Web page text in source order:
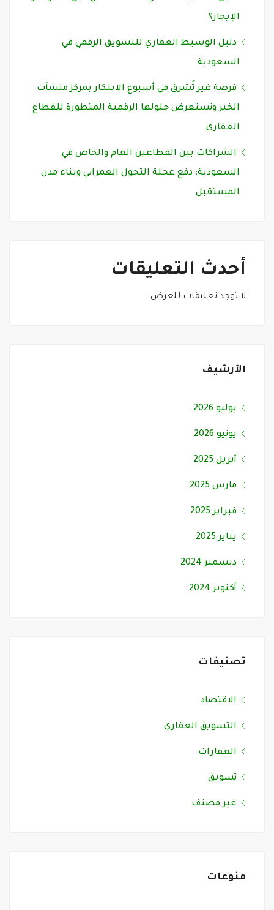
الإيجار؟
دليل الوسيط العقاري للتسويق الرقمي في
السعودية
فرصة غير تُشرق في أسبوع الابتكار بمركز منشآت
الخبر وتستعرض حلولها الرقمية المتطورة للقطاع
العقاري
الشراكات بين القطاعين العام والخاص في
السعودية: دفع عجلة التحول العمراني وبناء مدن
المستقبل
أحدث التعليقات
لا توجد تعليقات للعرض.
الأرشيف
يوليو 2026
يونيو 2026
أبريل 2025
مارس 2025
فبراير 2025
يناير 2025
ديسمبر 2024
أكتوبر 2024
تصنيفات
الاقتصاد
التسويق العقاري
العقارات
تسويق
غير مصنف
منوعات